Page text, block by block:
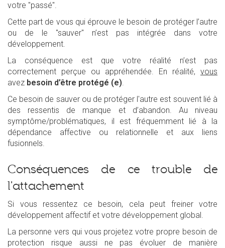
votre "passé".
Cette part de vous qui éprouve le besoin de protéger l’autre
ou de le "sauver" n’est pas intégrée dans votre
développement.
La conséquence est que votre réalité n’est pas
correctement perçue ou appréhendée. En réalité, vous
avez besoin d’être protégé (e).
Ce besoin de sauver ou de protéger l'autre est souvent lié à
des ressentis de manque et d’abandon. Au niveau
symptôme/problématiques, il est fréquemment lié à la
dépendance affective ou relationnelle et aux liens
fusionnels.
Conséquences de ce trouble de
l'attachement
Si vous ressentez ce besoin, cela peut freiner votre
développement affectif et votre développement global.
La personne vers qui vous projetez votre propre besoin de
protection risque aussi ne pas évoluer de manière